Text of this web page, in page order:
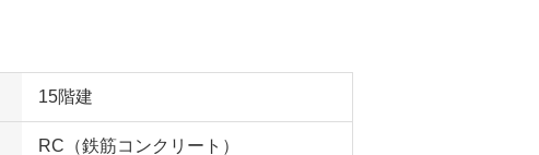
15階建
RC（鉄筋コンクリート）